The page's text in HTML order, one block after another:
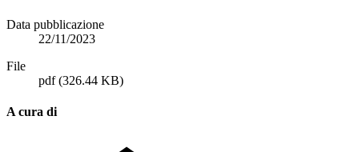
Data pubblicazione
22/11/2023
File
pdf(326.44 KB)
A cura di